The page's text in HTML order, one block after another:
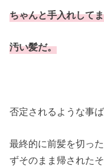
ちゃんと手入れして
汚い髪だ。
否定されるような事
最終的に前髪を切っ
ずそのまま帰されたそ